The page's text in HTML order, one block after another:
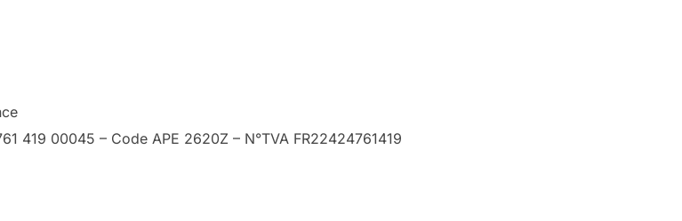
419 00045 – Code APE 2620Z – N°TVA FR22424761419